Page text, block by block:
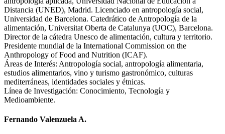
Distancia (UNED), Madrid. Licenciado en antropología social,
Universidad de Barcelona. Catedrático de Antropología de la
alimentación, Universitat Oberta de Catalunya (UOC), Barcelona.
Director de la cátedra Unesco de alimentación, cultura y territorio.
Presidente mundial de la International Commission on the
Anthropology of Food and Nutrition (ICAF).
Áreas de Interés: Antropología social, antropología alimentaria,
estudios alimentarios, vino y turismo gastronómico, culturas
mediterráneas, identidades sociales y étnicas.
Línea de Investigación: Conocimiento, Tecnología y
Medioambiente.
Fernando Valenzuela A.